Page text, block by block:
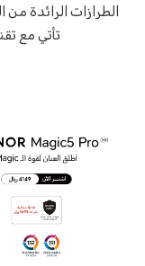
تأتي مع